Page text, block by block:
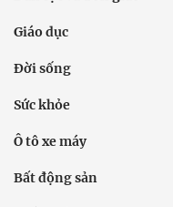
Giáo dục
Đời sống
Sức khỏe
Ô tô xe máy
Bất động sản